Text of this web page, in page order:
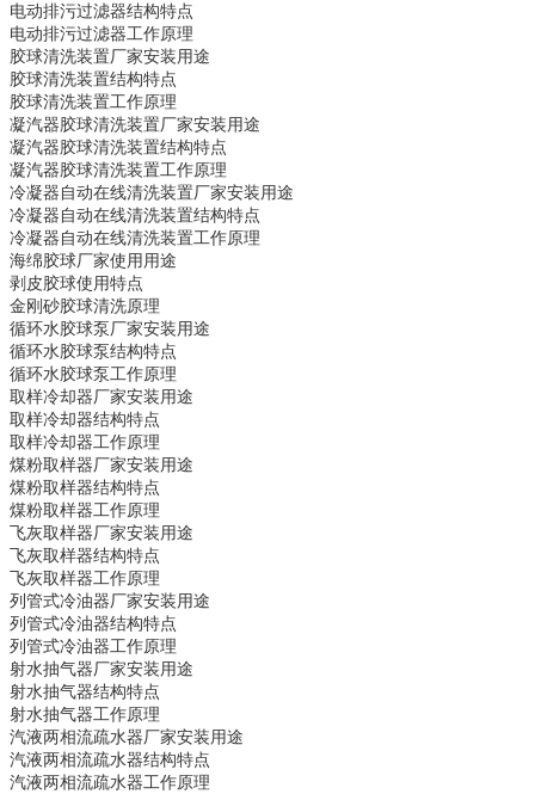
电动排污过滤器结构特点
电动排污过滤器工作原理
胶球清洗装置厂家安装用途
胶球清洗装置结构特点
胶球清洗装置工作原理
凝汽器胶球清洗装置厂家安装用途
凝汽器胶球清洗装置结构特点
凝汽器胶球清洗装置工作原理
冷凝器自动在线清洗装置厂家安装用途
冷凝器自动在线清洗装置结构特点
冷凝器自动在线清洗装置工作原理
海绵胶球厂家使用用途
剥皮胶球使用特点
金刚砂胶球清洗原理
循环水胶球泵厂家安装用途
循环水胶球泵结构特点
循环水胶球泵工作原理
取样冷却器厂家安装用途
取样冷却器结构特点
取样冷却器工作原理
煤粉取样器厂家安装用途
煤粉取样器结构特点
煤粉取样器工作原理
飞灰取样器厂家安装用途
飞灰取样器结构特点
飞灰取样器工作原理
列管式冷油器厂家安装用途
列管式冷油器结构特点
列管式冷油器工作原理
射水抽气器厂家安装用途
射水抽气器结构特点
射水抽气器工作原理
汽液两相流疏水器厂家安装用途
汽液两相流疏水器结构特点
汽液两相流疏水器工作原理